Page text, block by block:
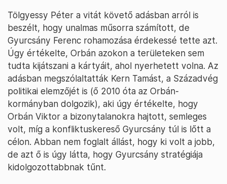
Tölgyessy Péter a vitát követő adásban arról is
beszélt, hogy unalmas műsorra számított, de
Gyurcsány Ferenc rohamozása érdekessé tette azt.
Úgy értékelte, Orbán azokon a területeken sem
tudta kijátszani a kártyáit, ahol nyerhetett volna. Az
adásban megszólaltatták Kern Tamást, a Századvég
politikai elemzőjét is (ő 2010 óta az Orbán-
kormányban dolgozik), aki úgy értékelte, hogy
Orbán Viktor a bizonytalanokra hajtott, semleges
volt, míg a konfliktuskereső Gyurcsány túl is lőtt a
célon. Abban nem foglalt állást, hogy ki volt a jobb,
de azt ő is úgy látta, hogy Gyurcsány stratégiája
kidolgozottabbnak tűnt.